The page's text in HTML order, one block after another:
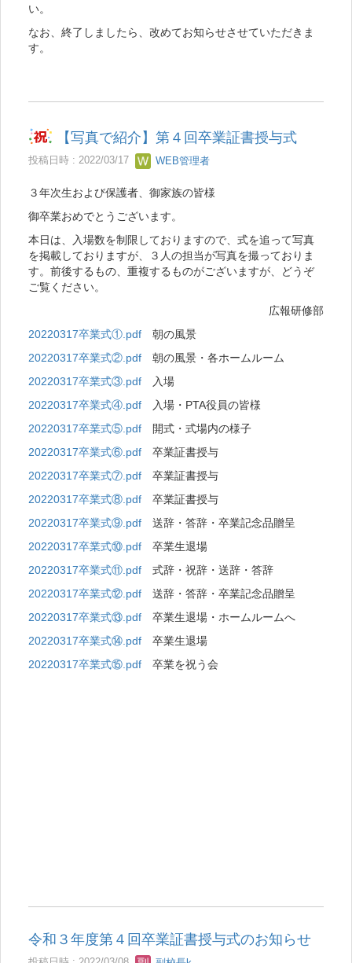
い。
なお、終了しましたら、改めてお知らせさせていただきま
す。
【写真で紹介】第４回卒業証書授与式
投稿日時 : 2022/03/17 WEB管理者
３年次生および保護者、御家族の皆様
御卒業おめでとうございます。
本日は、入場数を制限しておりますので、式を追って写真
を掲載しておりますが、３人の担当が写真を撮っておりま
す。前後するもの、重複するものがございますが、どうぞ
ご覧ください。
広報研修部
20220317卒業式①.pdf 朝の風景
20220317卒業式②.pdf 朝の風景・各ホームルーム
20220317卒業式③.pdf 入場
20220317卒業式④.pdf 入場・PTA役員の皆様
20220317卒業式⑤.pdf 開式・式場内の様子
20220317卒業式⑥.pdf 卒業証書授与
20220317卒業式⑦.pdf 卒業証書授与
20220317卒業式⑧.pdf 卒業証書授与
20220317卒業式⑨.pdf 送辞・答辞・卒業記念品贈呈
20220317卒業式⑩.pdf 卒業生退場
20220317卒業式⑪.pdf 式辞・祝辞・送辞・答辞
20220317卒業式⑫.pdf 送辞・答辞・卒業記念品贈呈
20220317卒業式⑬.pdf 卒業生退場・ホームルームへ
20220317卒業式⑭.pdf 卒業生退場
20220317卒業式⑮.pdf 卒業を祝う会
令和３年度第４回卒業証書授与式のお知らせ